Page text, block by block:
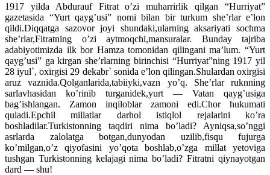
1917 yilda Abdurauf Fitrat o’zi muharrirlik qilgan “Hurriyat”
gazetasida “Yurt qayg’usi” nomi bilan bir turkum she’rlar e’lon
qildi.Diqqatga sazovor joyi shundaki,ularning aksariyati sochma
she’rlar,Fitratning o’zi aytmoqchi,mansuralar. Bunday tajriba
adabiyotimizda ilk bor Hamza tomonidan qilingani ma’lum. “Yurt
qayg’usi” ga kirgan she’rlarning birinchisi “Hurriyat”ning 1917 yil
28 iyul`, oxirgisi 29 dekabr` sonida e’lon qilingan.Shulardan oxirgisi
aruz vaznida.Qolganlarida,tabiiyki,vazn yo’q. She’rlar ruknning
sarlavhasidan ko’rinib turganidek,yurt — Vatan qayg’usiga
bag’ishlangan. Zamon inqiloblar zamoni edi.Chor hukumati
quladi.Epchil millatlar darhol istiqlol rejalarini ko’ra
boshladilar.Turkistonning taqdiri nima bo’ladi? Ayniqsa,so’nggi
asrlarda zalolatga botgan,dunyodan uzilib,fisqu fujurga
ko’milgan,o’z qiyofasini yo’qota boshlab,o’zga millat yetoviga
tushgan Turkistonning kelajagi nima bo’ladi? Fitratni qiynayotgan
dard — shu!